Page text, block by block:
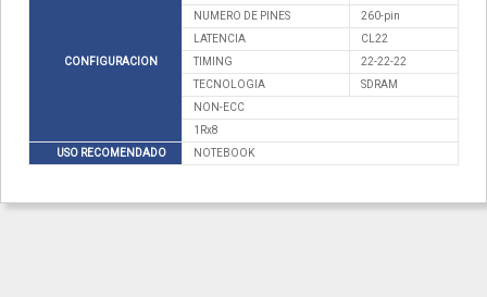
CONFIGURACION
NUMERO DE PINES
260-pin
LATENCIA
CL22
TIMING
22-22-22
TECNOLOGIA
SDRAM
NON-ECC
1Rx8
USO RECOMENDADO
NOTEBOOK